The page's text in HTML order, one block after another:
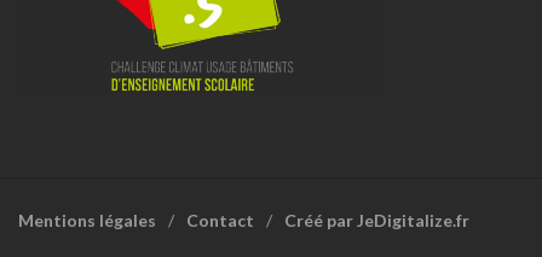
Mentions légales Contact Créé par JeDigitalize.fr